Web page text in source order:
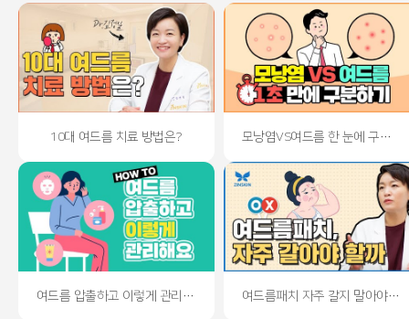
10대 여드름 치료 방법은? 모낭염VS여드름 한 눈에 구분하는 법!
여드름 압출하고 이렇게 관리해요! 여드름패치 자주 갈지 말아야 할까요?